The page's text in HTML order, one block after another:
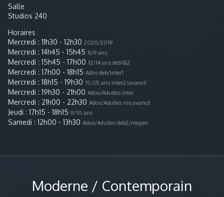
régulièrement, à Paris comme à l’étranger, afin
d’enrichir sa danse et affiner sa pédagogie.
y obtiendra son EAT et ses UE. Parallèlement elle
développe sa stylistique autour des dérivés du jazz;
le lyrical jazz, le street jazz et l’afro jazz, et toutes
ces influences lui permettent de décrocher ses
premiers contrats notamment avec Disney.
Salle
Studios 240
Horaires
Mercredi : 11h30 - 12h30 2020/2019
Mercredi : 14h45 - 15h45 8/9 ans
Mercredi : 15h45 - 17h00 12/14 ans deb1&2
Mercredi : 17h00 - 18h15 Ados deb/inter1
Mercredi : 18h15 - 19h30 15/25 ans inter2/avancé
Mercredi : 19h30 - 21h00 Ados/Adultes inter
Mercredi : 21h00 - 22h30 Ados/Adultes niv.avancé
Jeudi : 17h15 - 18h15 9/10 ans
Samedi : 12h00 - 13h30 Ados/Adultes deb2/moyen
Moderne / Contemporain